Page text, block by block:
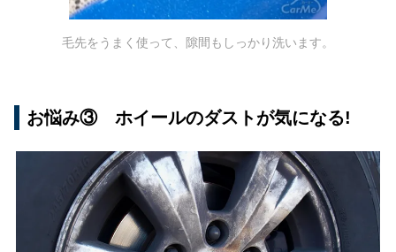
毛先をうまく使って、隙間もしっかり洗います。
お悩み③ ホイールのダストが気になる!